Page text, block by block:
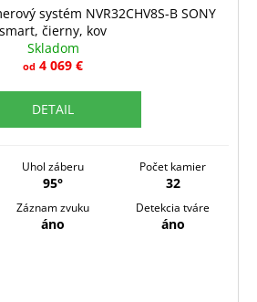
systém NVR32CHV8S-B SONY
smart, čierny, kov
Skladom
od 4 069 €
DETAIL
Uhol záberu
95°
Počet kamier
32
Záznam zvuku
áno
Detekcia tváre
áno